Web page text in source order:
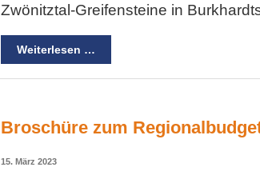
Zwönitztal-Greifensteine in
Weiterlesen …
Broschüre zum
15. März 2023